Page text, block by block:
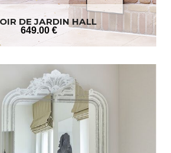
DE JARDIN HALL
649.00 €